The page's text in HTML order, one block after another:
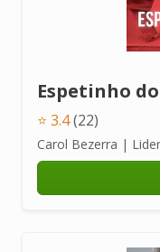
Espetinho
⭐ 3.4(22)
Carol Bezerra |